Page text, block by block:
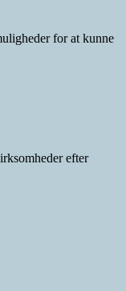
for at kunne
efter